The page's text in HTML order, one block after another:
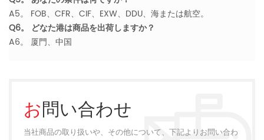
A5。 FOB、CFR、CIF、EXW、DDU、海または航空。
Q6。 どなた港は商品を出荷しますか？
A6。 厦門、中国
お問い合わせ
当社商品の取り扱いや、その他について、下記よりお問い合わ